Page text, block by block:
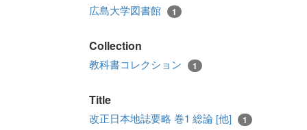
広島大学図書館 1
Collection
教科書コレクション 1
Title
改正日本地誌要略 巻1 総論 [他] 1